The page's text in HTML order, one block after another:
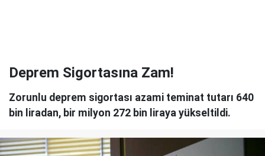
Deprem Sigortasına Zam!
Zorunlu deprem sigortası azami teminat tutarı 640
bin liradan, bir milyon 272 bin liraya yükseltildi.